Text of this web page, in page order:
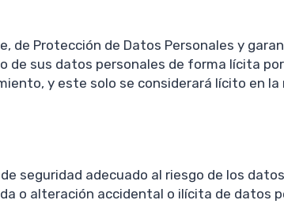
de Protección de Datos Personales y
sus datos personales de forma lícita por
y este solo se considerará lícito en la
seguridad adecuado al riesgo de los
o alteración accidental o ilícita de datos